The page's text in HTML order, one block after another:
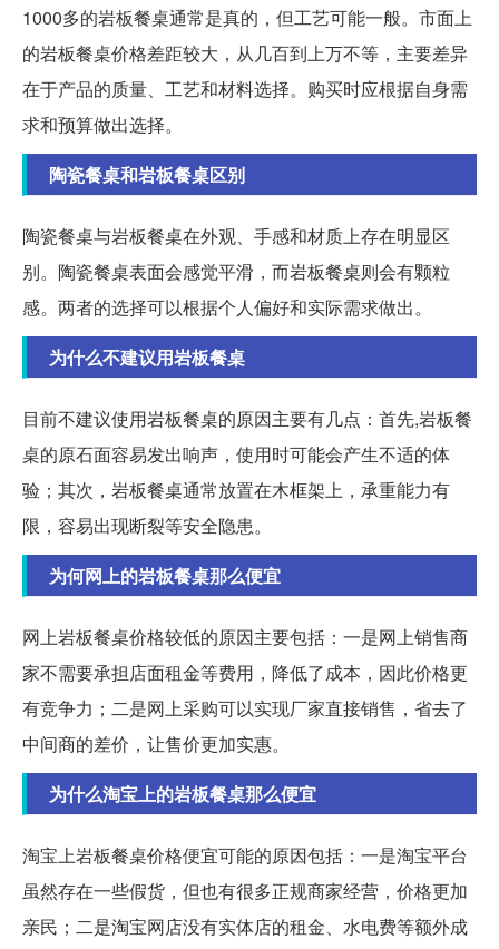
1000多的岩板餐桌通常是真的，但工艺可能一般。市面上
的岩板餐桌价格差距较大，从几百到上万不等，主要差异
在于产品的质量、工艺和材料选择。购买时应根据自身需
求和预算做出选择。
陶瓷餐桌和岩板餐桌区别
陶瓷餐桌与岩板餐桌在外观、手感和材质上存在明显区
别。陶瓷餐桌表面会感觉平滑，而岩板餐桌则会有颗粒
感。两者的选择可以根据个人偏好和实际需求做出。
为什么不建议用岩板餐桌
目前不建议使用岩板餐桌的原因主要有几点：首先,岩板餐
桌的原石面容易发出响声，使用时可能会产生不适的体
验；其次，岩板餐桌通常放置在木框架上，承重能力有
限，容易出现断裂等安全隐患。
为何网上的岩板餐桌那么便宜
网上岩板餐桌价格较低的原因主要包括：一是网上销售商
家不需要承担店面租金等费用，降低了成本，因此价格更
有竞争力；二是网上采购可以实现厂家直接销售，省去了
中间商的差价，让售价更加实惠。
为什么淘宝上的岩板餐桌那么便宜
淘宝上岩板餐桌价格便宜可能的原因包括：一是淘宝平台
虽然存在一些假货，但也有很多正规商家经营，价格更加
亲民；二是淘宝网店没有实体店的租金、水电费等额外成